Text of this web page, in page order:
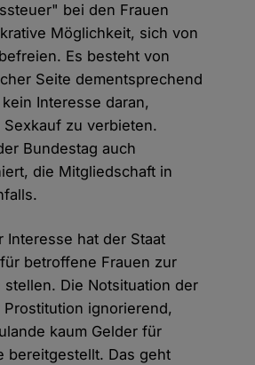
bei den Frauen
Möglichkeit, sich von
Es besteht von
Seite dementsprechend
Interesse daran,
zu verbieten.
Bundestag auch
die Mitgliedschaft in
Interesse hat der Staat
betroffene Frauen zur
Die Notsituation der
Prostitution ignorierend,
kaum Gelder für
bereitgestellt. Das geht